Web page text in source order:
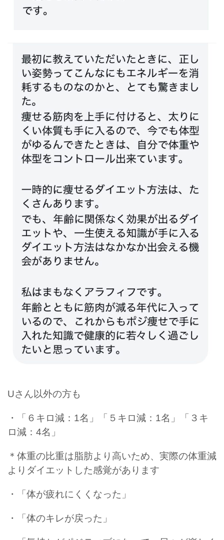
Uさん以外の方も
・「６キロ減：1名」「５キロ減：1名」「３キ
ロ減：4名」
＊体重の比重は脂肪より高いため、実際の体重減
よりダイエットした感覚があります
・「体が疲れにくくなった」
・「体のキレが戻った」